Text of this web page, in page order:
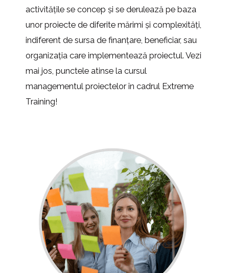
activităţile se concep şi se derulează pe baza
unor proiecte de diferite mărimi şi complexităţi,
indiferent de sursa de finanţare, beneficiar, sau
organizaţia care implementează proiectul. Vezi
mai jos, punctele atinse la cursul
managementul proiectelor în cadrul Extreme
Training!